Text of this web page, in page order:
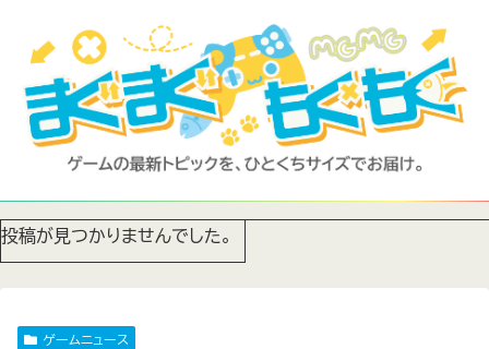
投稿が見つかりませんでした。
ゲームニュース